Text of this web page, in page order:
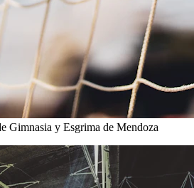
Gimnasia y Esgrima de Mendoza